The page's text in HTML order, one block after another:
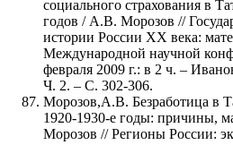
социального страхования в
годов / А.В. Морозов //
истории России ХХ века:
Международной научной
февраля 2009 г.: в 2 ч. –
Ч. 2. – С. 302-306.
Морозов,А.В. Безработица в
1920-1930-е годы: причины,
Морозов // Регионы России: